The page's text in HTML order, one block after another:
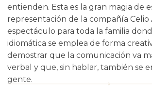
entienden. Esta es la gran magia de
representación de la compañía Celio
espectáculo para toda la familia
idiomática se emplea de forma
demostrar que la comunicación va
verbal y que, sin hablar, también se
gente.